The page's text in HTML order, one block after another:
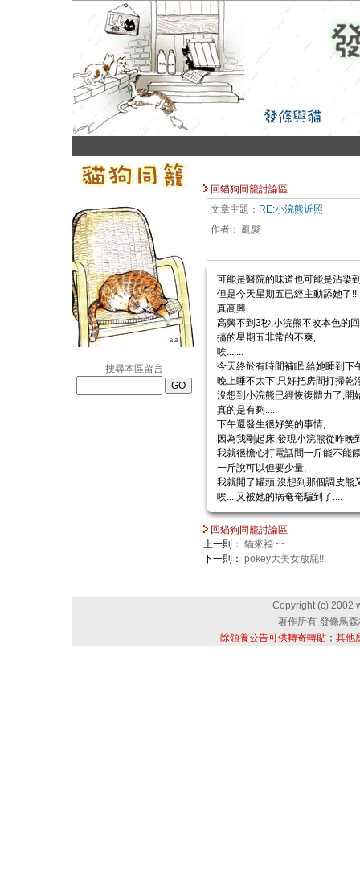
搜尋本區留言
回貓狗同籠討論區
文章主題： RE:小浣熊近照
作者： 亂髮
可能是醫院的味道也可能是沾染
但是今天星期五已經主動舔她了!!
真高興,
高興不到3秒,小浣熊不改本色的
搞的星期五非常的不爽,
唉.......
今天終於有時間補眠,給她睡到下
晚上睡不太下,只好把房間打掃乾
沒想到小浣熊已經恢復體力了,開
真的是有夠.....
下午還發生很好笑的事情,
因為我剛起床,發現小浣熊從昨晚
我就很擔心打電話問一斤能不能
一斤說可以但要少量,
我就開了罐頭,沒想到那個調皮熊
唉....又被她的病奄奄騙到了....
回貓狗同籠討論區
上一則： 貓來福~~
下一則： pokey大美女放屁!!
Copyright (c) 2002
著作所有-發條鳥
除領養公告可供轉寄轉貼；其